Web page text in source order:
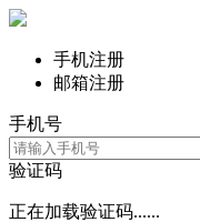
手机注册
邮箱注册
手机号
验证码
正在加载验证码......